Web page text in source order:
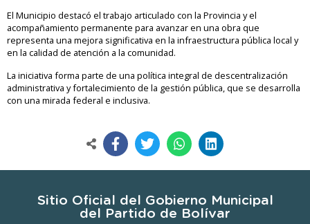
El Municipio destacó el trabajo articulado con la Provincia y el
acompañamiento permanente para avanzar en una obra que
representa una mejora significativa en la infraestructura pública local y
en la calidad de atención a la comunidad.
La iniciativa forma parte de una política integral de descentralización
administrativa y fortalecimiento de la gestión pública, que se desarrolla
con una mirada federal e inclusiva.
Sitio Oficial del Gobierno Municipal
del Partido de Bolívar